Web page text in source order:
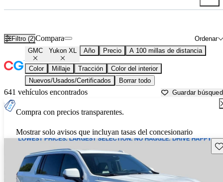
Filtro (2) Ordenar
Compara
GMC Yukon XL Año Precio A 100 millas de distancia
Color Millaje Tracción
Color del interior
Nuevos/Usados/Certificados
Borrar todo
641 vehículos encontrados Guardar
Compra con precios transparentes.
Mostrar solo avisos que incluyan tasas del concesionario